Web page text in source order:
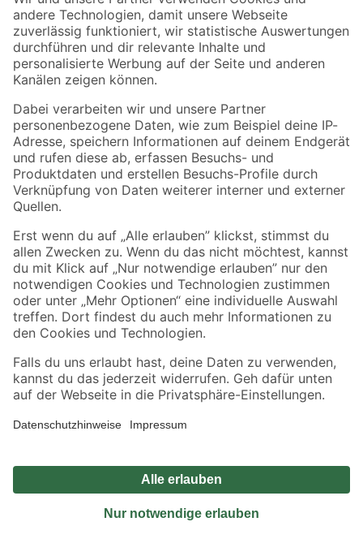
Zur Newsletter Anmeldung
Folge uns
Zahlungsarten Versandarten
Sicher einkaufen
Jetzt die toom-App herunterladen
Alle Preisangaben in EUR inkl. gesetzl. MwSt.. Die dargestellten Angebote sind unter
Umständen nicht in allen Märkten verfügbar. Die angegebenen Verfügbarkeiten beziehen
Produkte nur solange der Vorrat reicht.
*Paketversand ab 59 € versandkostenfrei, gilt nicht für Artikel mit Speditionsversand, hier
Privatsphäre Impressum
Nutzungsbedingungen
Widerrufsrecht
Vertrag widerrufen